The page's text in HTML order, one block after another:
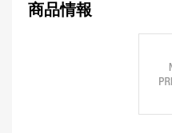
商品情報